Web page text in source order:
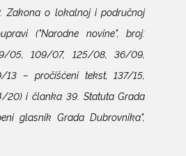
Zakona o lokalnoj i područnoj
("Narodne novine", broj:
05, 109/07, 125/08, 36/09,
13 – pročišćeni tekst, 137/15,
20) i članka 39. Statuta Grada
glasnik Grada Dubrovnika",